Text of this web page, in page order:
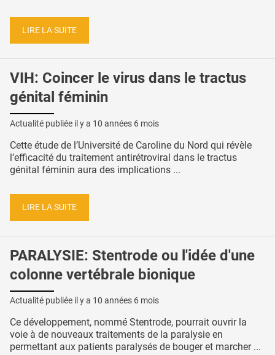
LIRE LA SUITE
VIH: Coincer le virus dans le tractus
génital féminin
Actualité publiée il y a 10 années 6 mois
Cette étude de l’Université de Caroline du Nord qui révèle
l’efficacité du traitement antirétroviral dans le tractus
génital féminin aura des implications ...
LIRE LA SUITE
PARALYSIE: Stentrode ou l'idée d'une
colonne vertébrale bionique
Actualité publiée il y a 10 années 6 mois
Ce développement, nommé Stentrode, pourrait ouvrir la
voie à de nouveaux traitements de la paralysie en
permettant aux patients paralysés de bouger et marcher ...